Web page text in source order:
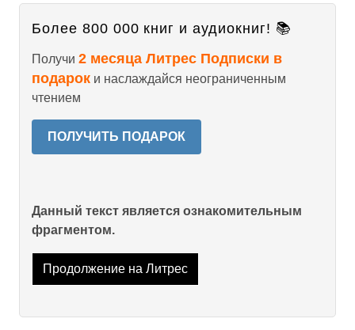
Более 800 000 книг и аудиокниг! 📚
Получи 2 месяца Литрес Подписки в
подарок и наслаждайся неограниченным
чтением
ПОЛУЧИТЬ ПОДАРОК
Данный текст является ознакомительным
фрагментом.
Продолжение на Литрес